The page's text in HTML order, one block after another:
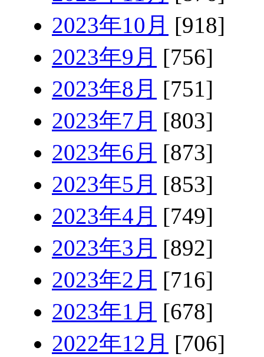
2023年10月 [918]
2023年9月 [756]
2023年8月 [751]
2023年7月 [803]
2023年6月 [873]
2023年5月 [853]
2023年4月 [749]
2023年3月 [892]
2023年2月 [716]
2023年1月 [678]
2022年12月 [706]